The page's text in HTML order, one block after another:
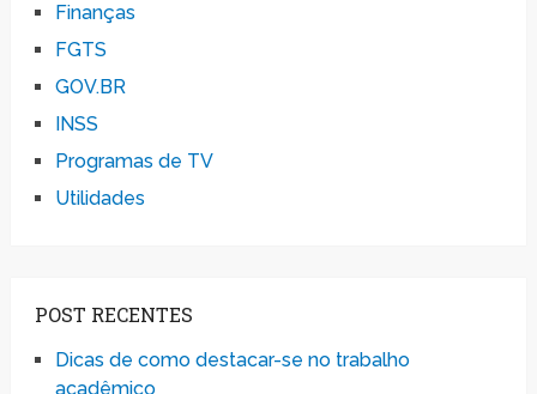
Finanças
FGTS
GOV.BR
INSS
Programas de TV
Utilidades
POST RECENTES
Dicas de como destacar-se no trabalho
acadêmico